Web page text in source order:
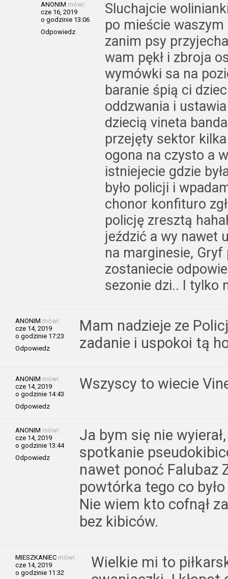
ANONIM mówi:
cze 16, 2019
o godzinie 13:06
Odpowiedz
Sluchajcie
po mieście
zanim psy
wam pękł i zbroja
wymówki sa na
baranie śpią ci
oddzwania i
dziecią vineta
przejęty sektor
ogona na czysto a
istniejecie gdzie
było policji i
chonor konfituro
policję zresztą
jeździć a wy nawet
na marginesie,
zostaniecie
sezonie dzi.. I tylko
ANONIM mówi:
cze 14, 2019
o godzinie 17:23
Odpowiedz
Mam nadzieje ze
zadanie i uspokoi tą
ANONIM mówi:
cze 14, 2019
o godzinie 14:43
Odpowiedz
Wszyscy to wiecie
ANONIM mówi:
cze 14, 2019
o godzinie 13:44
Odpowiedz
Ja bym się nie
spotkanie
nawet ponoć Falubaz
powtórka tego co
Nie wiem kto cofnął
bez kibiców.
MIESZKANIEC mówi:
cze 14, 2019
o godzinie 11:32
Wielkie mi to